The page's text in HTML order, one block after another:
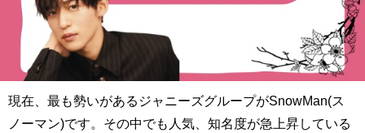
現在、最も勢いがあるジャニーズグループがSnowMan(ス
ノーマン)です。その中でも人気、知名度が急上昇している